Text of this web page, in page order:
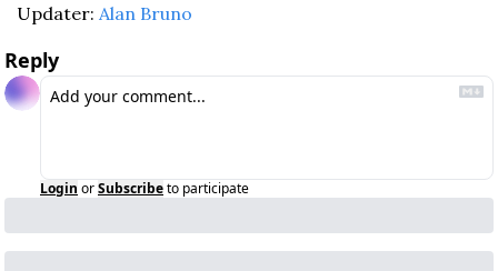
Updater: Alan Bruno
Reply
Login orSubscribeto participate